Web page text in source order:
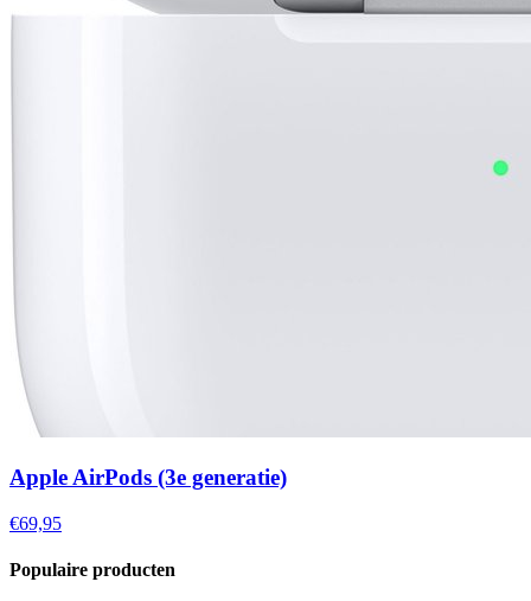
Apple AirPods (3e generatie)
€69,95
Populaire producten